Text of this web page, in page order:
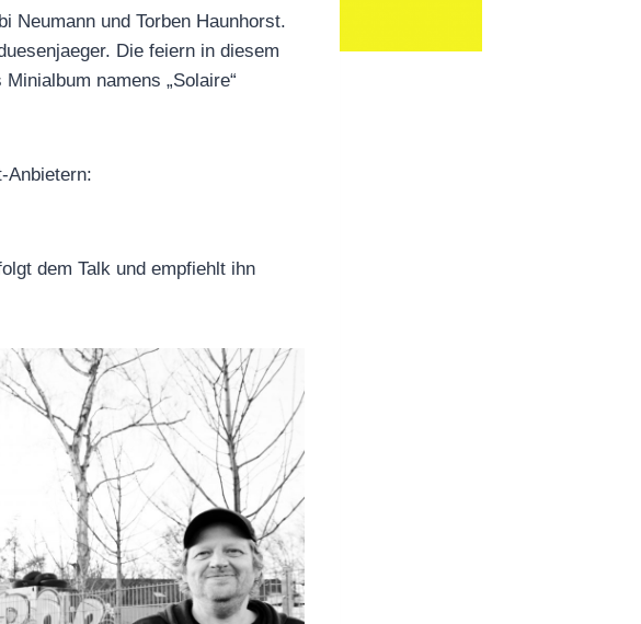
Neumann und Torben Haunhorst.
Die feiern in diesem
namens „Solaire“
Anbietern:
dem Talk und empfiehlt ihn